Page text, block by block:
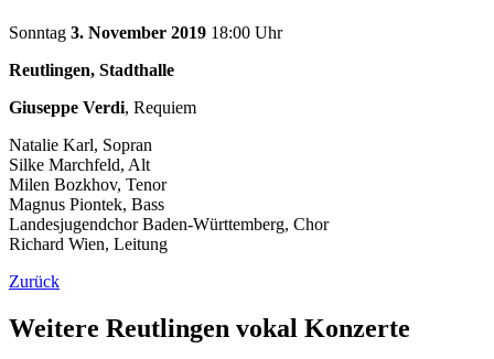
Sonntag 3. November 2019 18:00 Uhr
Reutlingen, Stadthalle
Giuseppe Verdi, Requiem
Natalie Karl, Sopran
Silke Marchfeld, Alt
Milen Bozkhov, Tenor
Magnus Piontek, Bass
Landesjugendchor Baden-Württemberg, Chor
Richard Wien, Leitung
Zurück
Weitere Reutlingen vokal Konzerte